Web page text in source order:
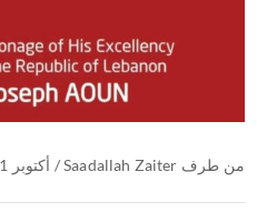
من طرف Saadallah Zaiter
/ أكتوبر 21, 2025